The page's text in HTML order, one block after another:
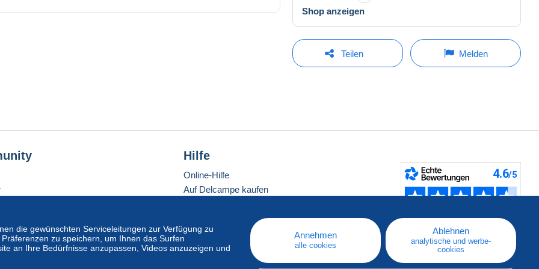
Shop anzeigen
Teilen Melden
die gewünschten Serviceleitungen zur Verfügung zu
zu speichern, um Ihnen das Surfen
an Ihre Bedürfnisse anzupassen, Videos anzuzeigen und
Annehmen
alle cookies
Ablehnen
analytische und werbe-
cookies
Hilfe
Online-Hilfe
Auf Delcampe kaufen
Eine sichere Website